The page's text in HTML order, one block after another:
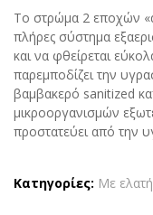
Το στρώμα 2 εποχών
πλήρες σύστημα
και να φθείρεται
παρεμποδίζει την
βαμβακερό sanitized
μικροοργανισμών
προστατεύει από την
Κατηγορίες: Με